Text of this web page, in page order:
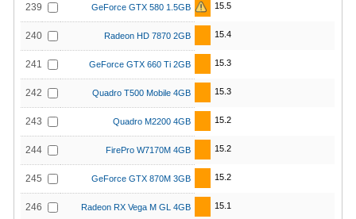
239 GeForce GTX 580 1.5GB 15.5
240 Radeon HD 7870 2GB 15.4
241 GeForce GTX 660 Ti 2GB 15.3
242 Quadro T500 Mobile 4GB 15.3
243 Quadro M2200 4GB 15.2
244 FirePro W7170M 4GB 15.2
245 GeForce GTX 870M 3GB 15.2
246 Radeon RX Vega M GL 4GB 15.1